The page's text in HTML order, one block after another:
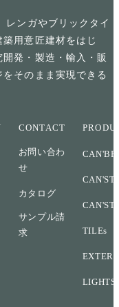
レンガやブリックタイ
用意匠建材をはじ
発・製造・輸入・販
そのまま実現できる
CONTACT
お問い合わ
せ
カタログ
サンプル請
求
TILEs
LIGHTS